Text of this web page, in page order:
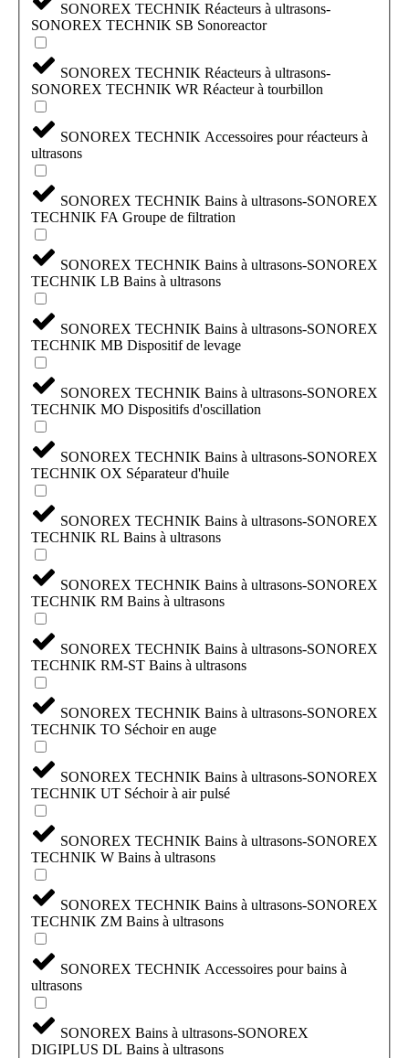
SONOREX TECHNIK Réacteurs à ultrasons-
SONOREX TECHNIK SB Sonoreactor
SONOREX TECHNIK Réacteurs à ultrasons-
SONOREX TECHNIK WR Réacteur à tourbillon
SONOREX TECHNIK Accessoires pour réacteurs à
ultrasons
SONOREX TECHNIK Bains à ultrasons-SONOREX
TECHNIK FA Groupe de filtration
SONOREX TECHNIK Bains à ultrasons-SONOREX
TECHNIK LB Bains à ultrasons
SONOREX TECHNIK Bains à ultrasons-SONOREX
TECHNIK MB Dispositif de levage
SONOREX TECHNIK Bains à ultrasons-SONOREX
TECHNIK MO Dispositifs d'oscillation
SONOREX TECHNIK Bains à ultrasons-SONOREX
TECHNIK OX Séparateur d'huile
SONOREX TECHNIK Bains à ultrasons-SONOREX
TECHNIK RL Bains à ultrasons
SONOREX TECHNIK Bains à ultrasons-SONOREX
TECHNIK RM Bains à ultrasons
SONOREX TECHNIK Bains à ultrasons-SONOREX
TECHNIK RM-ST Bains à ultrasons
SONOREX TECHNIK Bains à ultrasons-SONOREX
TECHNIK TO Séchoir en auge
SONOREX TECHNIK Bains à ultrasons-SONOREX
TECHNIK UT Séchoir à air pulsé
SONOREX TECHNIK Bains à ultrasons-SONOREX
TECHNIK W Bains à ultrasons
SONOREX TECHNIK Bains à ultrasons-SONOREX
TECHNIK ZM Bains à ultrasons
SONOREX TECHNIK Accessoires pour bains à
ultrasons
SONOREX Bains à ultrasons-SONOREX
DIGIPLUS DL Bains à ultrasons